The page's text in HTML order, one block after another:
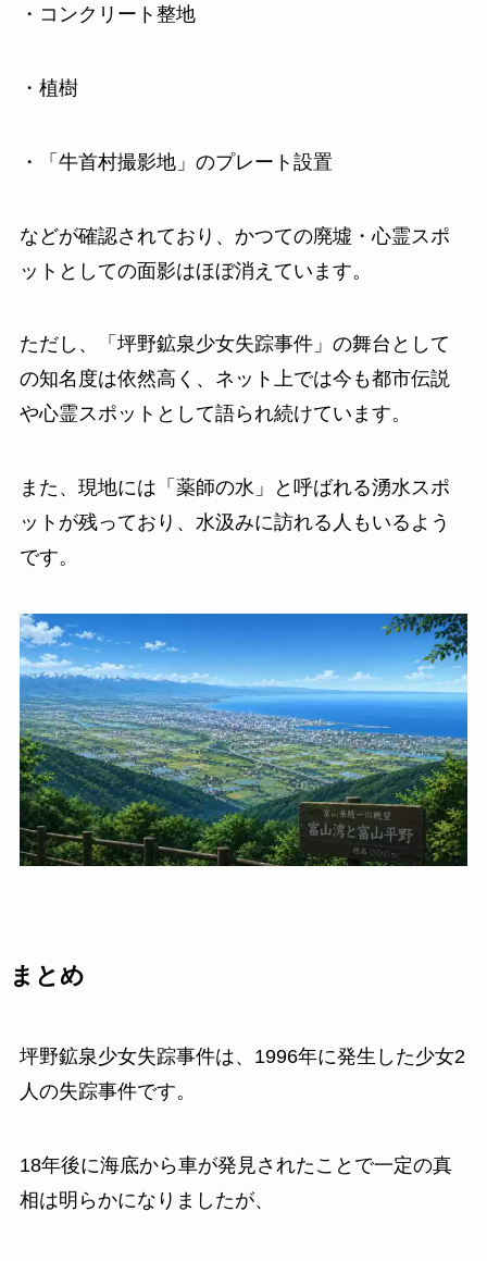
・コンクリート整地
・植樹
・「牛首村撮影地」のプレート設置
などが確認されており、かつての廃墟・心霊スポ
ットとしての面影はほぼ消えています。
ただし、「坪野鉱泉少女失踪事件」の舞台として
の知名度は依然高く、ネット上では今も都市伝説
や心霊スポットとして語られ続けています。
また、現地には「薬師の水」と呼ばれる湧水スポ
ットが残っており、水汲みに訪れる人もいるよう
です。
まとめ
坪野鉱泉少女失踪事件は、1996年に発生した少女2
人の失踪事件です。
18年後に海底から車が発見されたことで一定の真
相は明らかになりましたが、